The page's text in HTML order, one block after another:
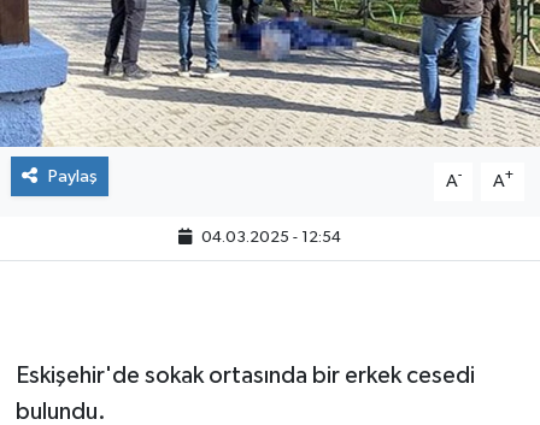
Paylaş A- A+
04.03.2025 - 12:54
Eskişehir'de sokak ortasında bir erkek cesedi
bulundu.